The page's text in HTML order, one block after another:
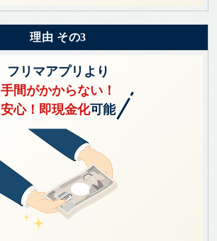
理由 その3
フリマアプリより
手間がかからない！
安心！即現金化可能